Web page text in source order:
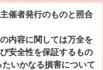
催者発行のものと照合
内容に関しては万全を
安全性を保証するもの
いかなる損害について